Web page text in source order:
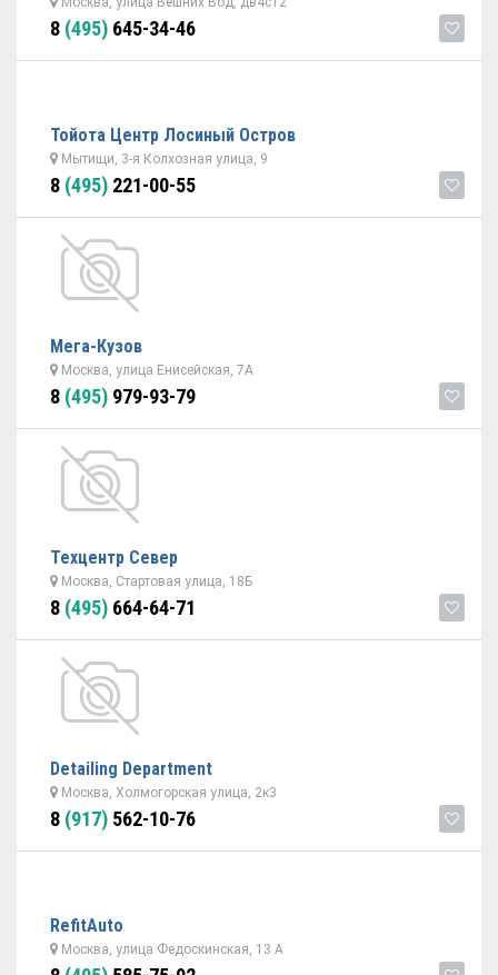
8 (495) 645-34-46
Тойота Центр Лосиный Остров
Мытищи, 3-я Колхозная улица, 9
8 (495) 221-00-55
Мега-Кузов
Москва, улица Енисейская, 7А
8 (495) 979-93-79
Техцентр Север
Москва, Стартовая улица, 18Б
8 (495) 664-64-71
Detailing Department
Москва, Холмогорская улица, 2к3
8 (917) 562-10-76
RefitAuto
Москва, улица Федоскинская, 13 А